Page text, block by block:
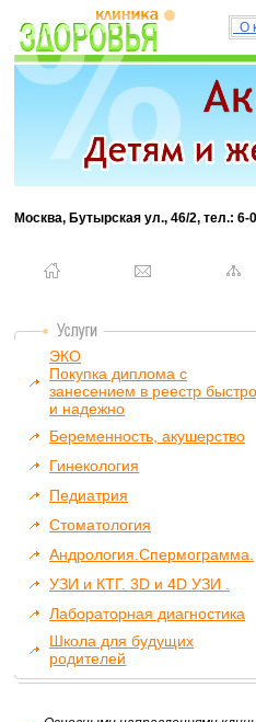
О
Москва, Бутырская ул., 46/2, тел.: 6-
ЭКО
Покупка диплома с
занесением в реестр быстро
и надежно
Беременность, акушерство
Гинекология
Педиатрия
Стоматология
Андрология.Спермограмма.
УЗИ и КТГ. 3D и 4D УЗИ .
Лабораторная диагностика
Школа для будущих
родителей